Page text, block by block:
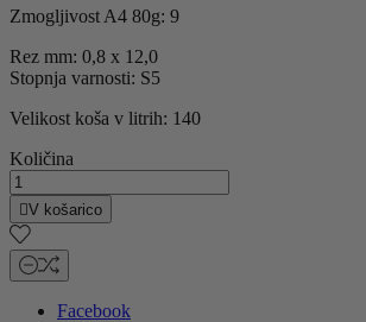
Zmogljivost A4 80g: 9
Rez mm: 0,8 x 12,0
Stopnja varnosti: S5
Velikost koša v litrih: 140
Količina
V košarico
Facebook